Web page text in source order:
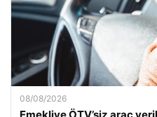
08/08/2026